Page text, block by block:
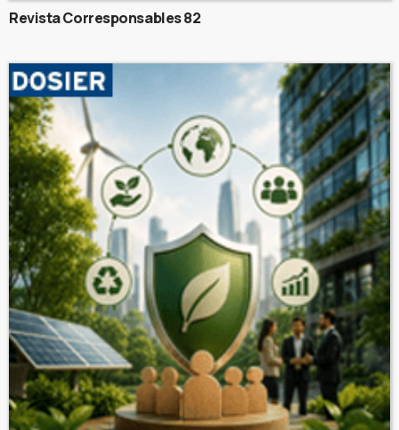
Revista Corresponsables 82